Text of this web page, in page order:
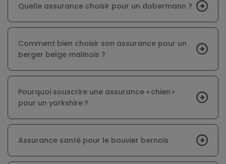
Quelle assurance choisir pour un dobermann ?
Comment bien choisir son assurance pour un
berger belge malinois ?
Pourquoi souscrire une assurance « chien »
pour un yorkshire ?
Assurance santé pour le bouvier bernois